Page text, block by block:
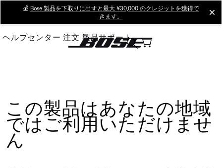
Main
💰 Bose 製品を下取りに出すと最大 ¥30,000 のクレジットを獲得で
きます。
ヘルプセンター 注文 製品サポート
この製品はあなたの地域
ではご利用いただけませ
ん